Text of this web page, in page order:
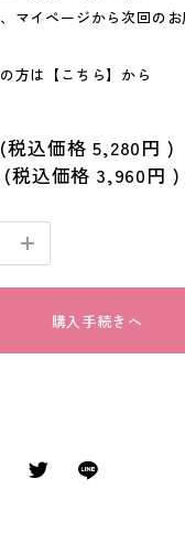
マイページから次回の
方は 【こちら】 から
(税込価格5,280円 )
(税込価格3,960円 )
購入手続きへ